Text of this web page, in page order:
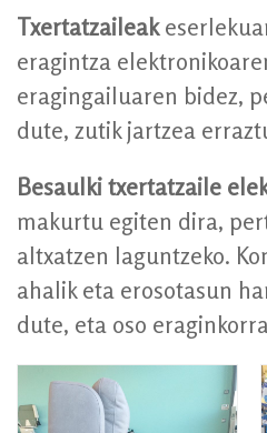
Txertatzaileak
eragintza
eragingailuaren bidez,
dute, zutik jartzea
Besaulki txertatzaile
makurtu egiten dira,
altxatzen laguntzeko.
ahalik eta erosotasun
dute, eta oso